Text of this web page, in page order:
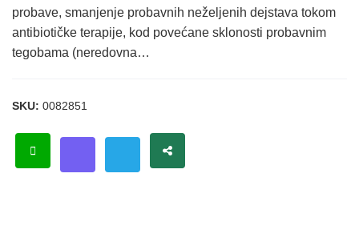
probave, smanjenje probavnih neželjenih dejstava tokom
antibiotičke terapije, kod povećane sklonosti probavnim
tegobama (neredovna…
SKU: 0082851